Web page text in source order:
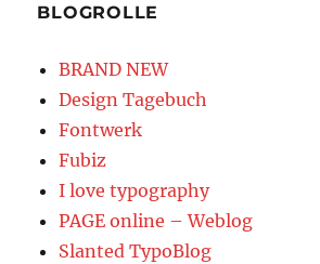
BLOGROLLE
BRAND NEW
Design Tagebuch
Fontwerk
Fubiz
I love typography
PAGE online – Weblog
Slanted TypoBlog